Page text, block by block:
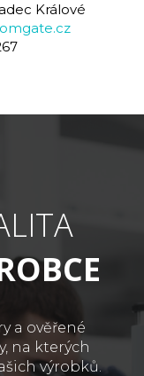
Králové
a ověřené
na kterých
výrobků.